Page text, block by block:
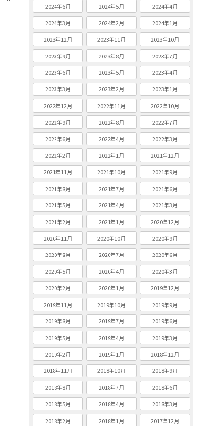
2024年6月 2024年5月 2024年4月
2024年3月 2024年2月 2024年1月
2023年12月 2023年11月 2023年10月
2023年9月 2023年8月 2023年7月
2023年6月 2023年5月 2023年4月
2023年3月 2023年2月 2023年1月
2022年12月 2022年11月 2022年10月
2022年9月 2022年8月 2022年7月
2022年6月 2022年4月 2022年3月
2022年2月 2022年1月 2021年12月
2021年11月 2021年10月 2021年9月
2021年8月 2021年7月 2021年6月
2021年5月 2021年4月 2021年3月
2021年2月 2021年1月 2020年12月
2020年11月 2020年10月 2020年9月
2020年8月 2020年7月 2020年6月
2020年5月 2020年4月 2020年3月
2020年2月 2020年1月 2019年12月
2019年11月 2019年10月 2019年9月
2019年8月 2019年7月 2019年6月
2019年5月 2019年4月 2019年3月
2019年2月 2019年1月 2018年12月
2018年11月 2018年10月 2018年9月
2018年8月 2018年7月 2018年6月
2018年5月 2018年4月 2018年3月
2018年2月 2018年1月 2017年12月